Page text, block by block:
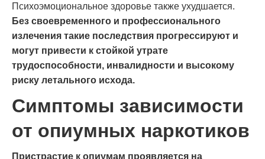
Психоэмоциональное здоровье также ухудшается.
Без своевременного и профессионального
излечения такие последствия прогрессируют и
могут привести к стойкой утрате
трудоспособности, инвалидности и высокому
риску летального исхода.
Симптомы зависимости
от опиумных наркотиков
Пристрастие к опиумам проявляется на